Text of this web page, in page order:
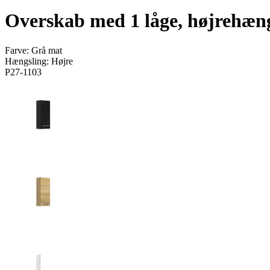
Overskab med 1 låge,
Farve: Grå mat
Hængsling: Højre
P27-1103